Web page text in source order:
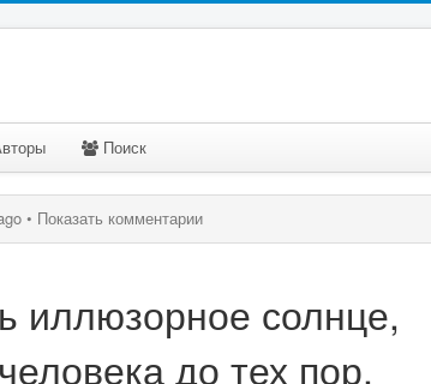
Поиск
• Показать комментарии
иллюзорное солнце,
до тех пор,